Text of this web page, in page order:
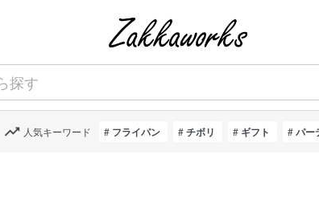
人気キーワード フライパン チボリ ギフト パー